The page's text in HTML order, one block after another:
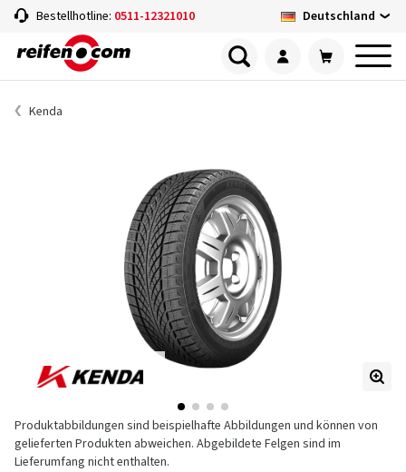
Bestellhotline: 0511-12321010 Deutschland
Kenda
Produktabbildungen sind beispielhafte Abbildungen und können von
gelieferten Produkten abweichen. Abgebildete Felgen sind im
Lieferumfang nicht enthalten.